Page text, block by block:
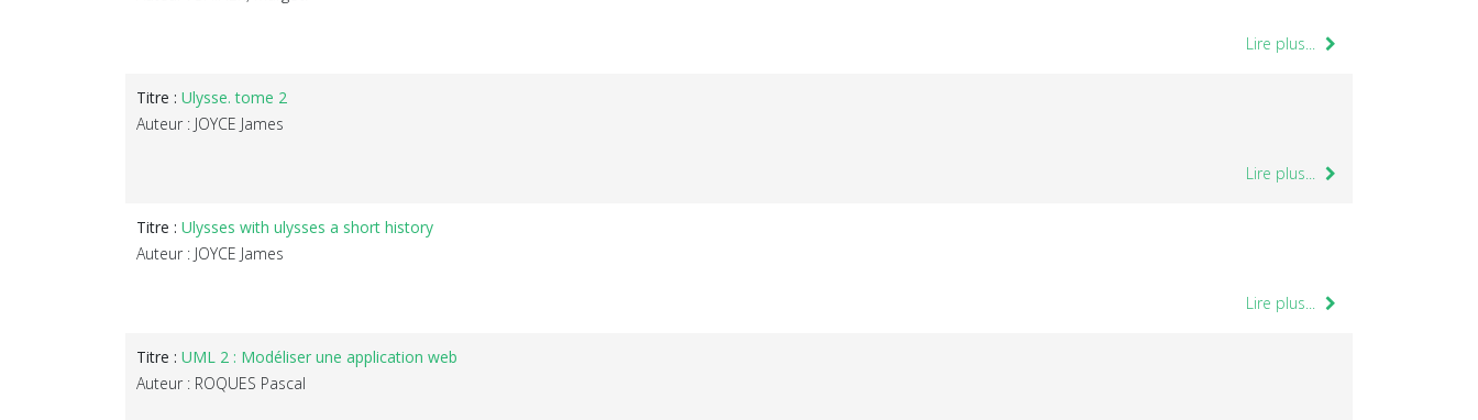
Lire plus...
Titre : Ulysse. tome 2
Auteur : JOYCE James
Lire plus...
Titre : Ulysses with ulysses a short history
Auteur : JOYCE James
Lire plus...
Titre : UML 2 : Modéliser une application web
Auteur : ROQUES Pascal